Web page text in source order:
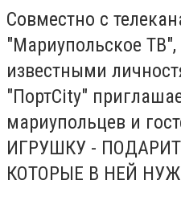
Совместно с
"Мариупольское
известными
"ПортCity"
мариупольцев и
ИГРУШКУ -
КОТОРЫЕ В НЕЙ